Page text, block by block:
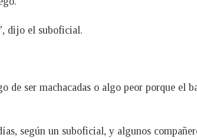
dijo el suboficial.
de ser machacadas o algo peor porque el
según un suboficial, y algunos